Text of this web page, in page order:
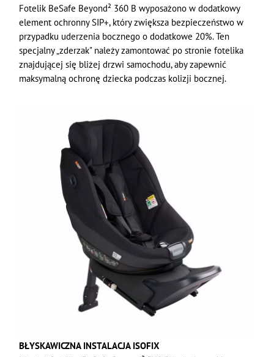
Fotelik BeSafe Beyond² 360 B wyposażono w dodatkowy
element ochronny SIP+, który zwiększa bezpieczeństwo w
przypadku uderzenia bocznego o dodatkowe 20%. Ten
specjalny „zderzak" należy zamontować po stronie fotelika
znajdującej się bliżej drzwi samochodu, aby zapewnić
maksymalną ochronę dziecka podczas kolizji bocznej.
BŁYSKAWICZNA INSTALACJA ISOFIX